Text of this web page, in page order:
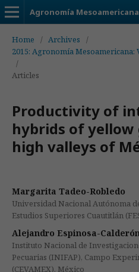
Agronomía Mesoamericana
Home / Archives
/
2015: Agronomía Mesoamericana:
/
Articles
Productivity of
hybrids of
high valleys of
Margarita Tadeo-Robledo
Universidad Nacional Autónoma
Estudios Superiores Cuautitlán
Alejandro Espinosa-
Instituto Nacional de
Pecuarias (INIFAP), Campo
(CEVAMEX). México